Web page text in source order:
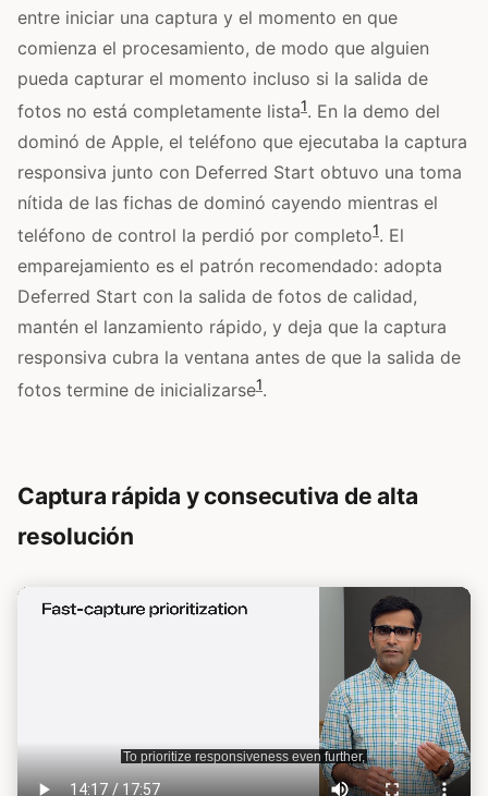
entre iniciar una captura y el momento en que
comienza el procesamiento, de modo que alguien
pueda capturar el momento incluso si la salida de
fotos no está completamente lista1. En la demo del
dominó de Apple, el teléfono que ejecutaba la captura
responsiva junto con Deferred Start obtuvo una toma
nítida de las fichas de dominó cayendo mientras el
teléfono de control la perdió por completo1. El
emparejamiento es el patrón recomendado: adopta
Deferred Start con la salida de fotos de calidad,
mantén el lanzamiento rápido, y deja que la captura
responsiva cubra la ventana antes de que la salida de
fotos termine de inicializarse1.
Captura rápida y consecutiva de alta
resolución